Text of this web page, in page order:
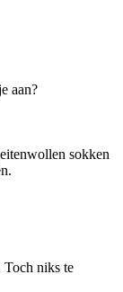
aan?
sokken
niks te